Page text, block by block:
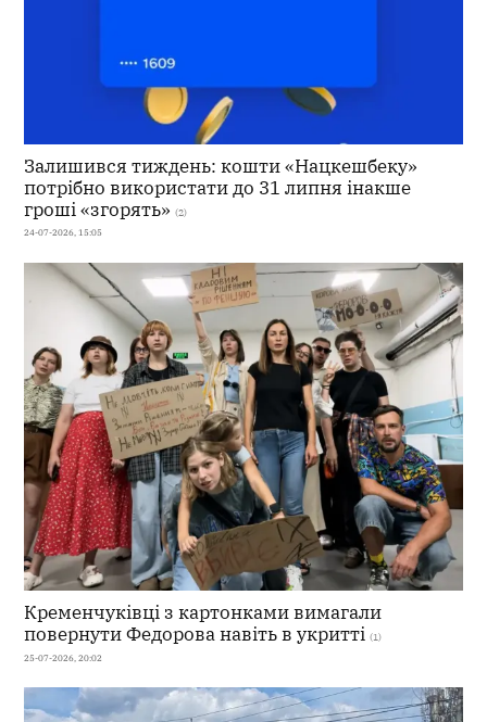
Залишився тиждень: кошти «Нацкешбеку»
потрібно використати до 31 липня інакше
гроші «згорять» (2)
24-07-2026, 15:05
Кременчуківці з картонками вимагали
повернути Федорова навіть в укритті (1)
25-07-2026, 20:02